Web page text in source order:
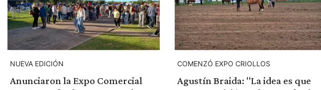
NUEVA EDICIÓN
Anunciaron la Expo Comercial
COMENZÓ EXPO CRIOLLOS
Agustín Braida: "La idea es que